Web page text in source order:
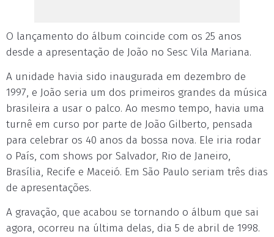
O lançamento do álbum coincide com os 25 anos
desde a apresentação de João no Sesc Vila Mariana.
A unidade havia sido inaugurada em dezembro de
1997, e João seria um dos primeiros grandes da música
brasileira a usar o palco. Ao mesmo tempo, havia uma
turnê em curso por parte de João Gilberto, pensada
para celebrar os 40 anos da bossa nova. Ele iria rodar
o País, com shows por Salvador, Rio de Janeiro,
Brasília, Recife e Maceió. Em São Paulo seriam três dias
de apresentações.
A gravação, que acabou se tornando o álbum que sai
agora, ocorreu na última delas, dia 5 de abril de 1998.